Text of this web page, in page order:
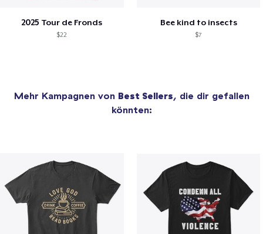
2025 Tour de Fronds
$22
Bee kind to insects
$7
Mehr Kampagnen von Best Sellers, die dir gefallen
könnten: